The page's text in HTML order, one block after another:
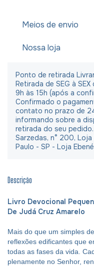
Meios de envio
Nossa loja
Ponto de retirada
Retirada de SEG à
9h às 15h (após a
Confirmado o
contato no prazo de
informando sobre a
retirada do seu
Sarzedas, n° 200, Loja
Paulo - SP - Loja
Descrição
Livro Devocional
De Judá Cruz Amarelo
Mais do que um simples
reflexões edificantes que
todas as fases da vida.
plenamente no Senhor,